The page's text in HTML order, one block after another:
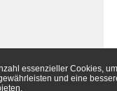
essenzieller Cookies, um
und eine